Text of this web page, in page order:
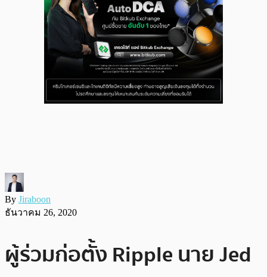
By Jiraboon
ธันวาคม 26, 2020
ผู้ร่วมก่อตั้ง Ripple นาย Jed